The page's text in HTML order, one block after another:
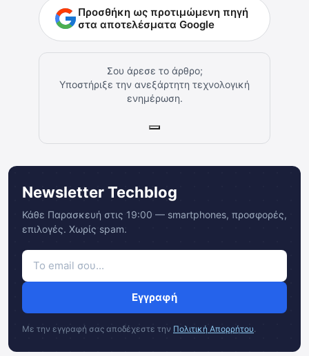
Προσθήκη ως προτιμώμενη πηγή
στα αποτελέσματα Google
Σου άρεσε το άρθρο;
Υποστήριξε την ανεξάρτητη τεχνολογική
ενημέρωση.
Newsletter Techblog
Κάθε Παρασκευή στις 19:00 — smartphones, προσφορές,
επιλογές. Χωρίς spam.
Εγγραφή
Με την εγγραφή σας αποδέχεστε την Πολιτική Απορρήτου.